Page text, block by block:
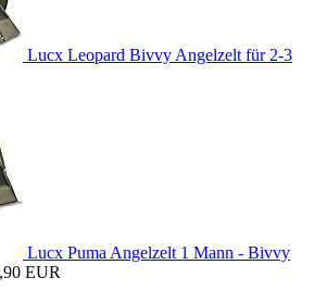
Lucx Leopard Bivvy Angelzelt für 2-3
Lucx Puma Angelzelt 1 Mann - Bivvy
EUR